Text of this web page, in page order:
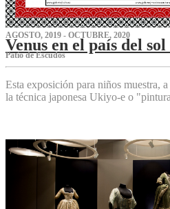
AGOSTO, 2019 - OCTUBRE, 2020
Venus en el país del
P‌atio de Escudos
Esta exposición para niños muestra,
la técnica japonesa Ukiyo-e o